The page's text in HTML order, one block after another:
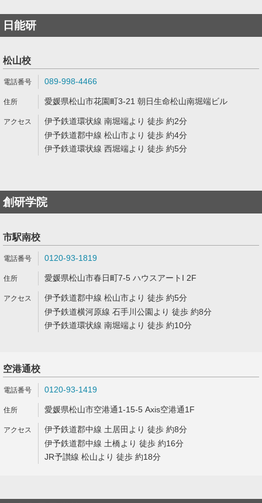
日能研
松山校
089-998-4466
愛媛県松山市花園町3-21 朝日生命松山南堀端ビル
伊予鉄道環状線 南堀端より 徒歩 約2分
伊予鉄道郡中線 松山市より 徒歩 約4分
伊予鉄道環状線 西堀端より 徒歩 約5分
創研学院
市駅南校
0120-93-1819
愛媛県松山市春日町7-5 ハウスアートI 2F
伊予鉄道郡中線 松山市より 徒歩 約5分
伊予鉄道横河原線 石手川公園より 徒歩 約8分
伊予鉄道環状線 南堀端より 徒歩 約10分
空港通校
0120-93-1419
愛媛県松山市空港通1-15-5 Axis空港通1F
伊予鉄道郡中線 土居田より 徒歩 約8分
伊予鉄道郡中線 土橋より 徒歩 約16分
JR予讃線 松山より 徒歩 約18分